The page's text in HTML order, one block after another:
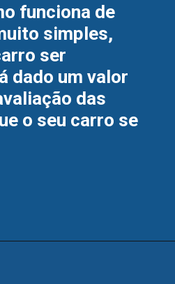
funciona de
simples,
ser
dado um valor
das
o seu carro se